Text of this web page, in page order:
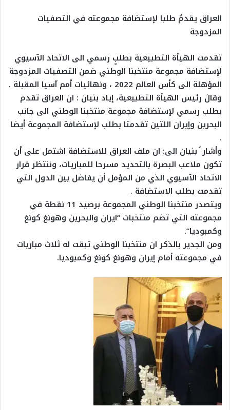
العراق يقدمُ طلبا لإستضافة مجموعته في التصفيات
المزدوجة
تقدمت الهيأة التطبيعية بطلبٍ رسمي الى الاتحاد الآسيوي
لإستضافة مجموعة منتخبنا الوطني ضمن التصفيات المزدوجة
المؤهلة الى كأس العالم 2022 ، ونهائيات أمم آسيا المقبلة .
وقالَ رئيس الهيأة التطبيعية، إياد بنيان : ان العراق تقدم
بطلب رسمي لإستضافة مجموعة منتخبنا الوطني الى جانب
البحرين وإيران اللتين تقدمتا بطلب لإستضافة المجموعة أيضا
.
وأشار َ بنيان الى: ان ملف العراق للاستضافة اشتمل على أن
تكون ملاعب البصرة بالتحديد مسرحا للمباريات، وننتظر قرار
الاتحاد الآسيوي الذي من المؤمل أن يفاضل بين الدول التي
تقدمت بطلب الاستضافة .
ويتصدر منتخبنا الوطني المجموعة برصيد 11 نقطة في
مجموعته التي تضم منتخبات “ايران والبحرين وهونغ كونغ
وكمبوديا”.
ومن الجدير بالذكر ان منتخبنا الوطني تبقت له ثلاث مباريات
في مجموعته أمام إيران وهونغ كونغ وكمبوديا.